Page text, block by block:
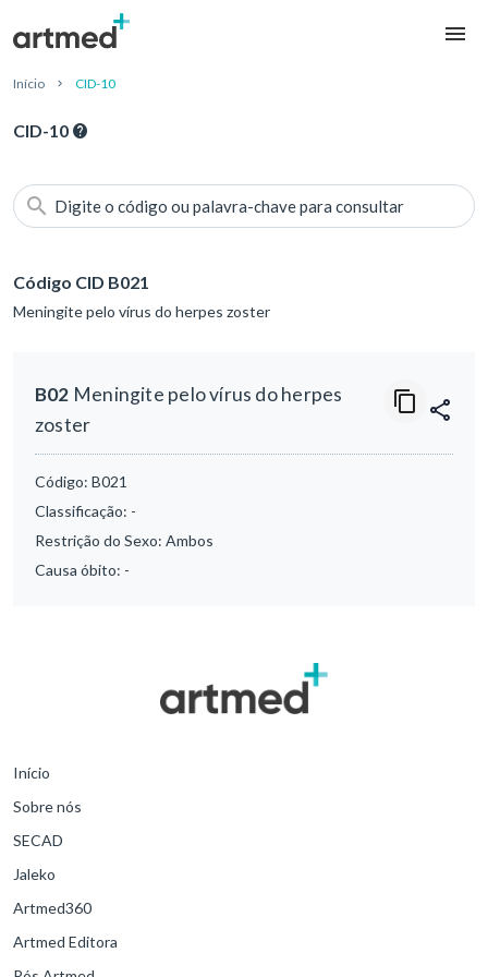
Início CID-10
CID-10
Digite o código ou palavra-chave para consultar
Código CID B021
Meningite pelo vírus do herpes zoster
B02 Meningite pelo vírus do herpes
zoster
Código: B021
Classificação: -
Restrição do Sexo: Ambos
Causa óbito: -
Início
Sobre nós
SECAD
Jaleko
Artmed360
Artmed Editora